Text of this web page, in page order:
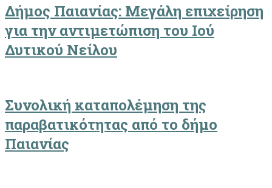
Δήμος Παιανίας: Μεγάλη επιχείρηση
για την αντιμετώπιση του Ιού
Δυτικού Νείλου
Συνολική καταπολέμηση της
παραβατικότητας από το δήμο
Παιανίας